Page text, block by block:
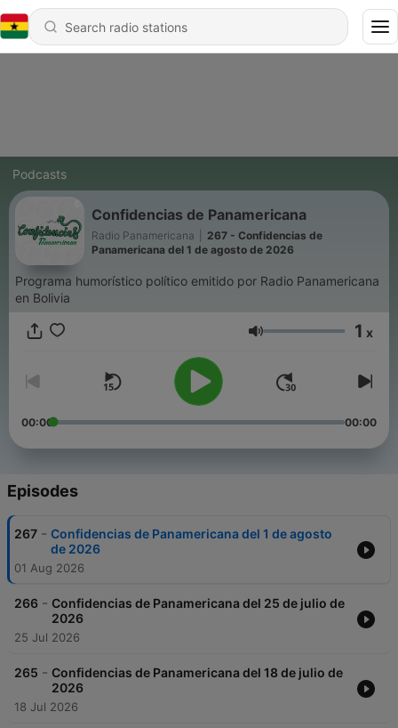
Podcasts
Confidencias de Panamericana
Radio Panamericana
267 - Confidencias de
Panamericana del 1 de agosto de 2026
Programa humorístico político emitido por Radio Panamericana
en Bolivia
Volume 1 x
00:00 00:00
Episodes
267 - Confidencias de Panamericana del 1 de agosto
de 2026
01 Aug 2026
266 - Confidencias de Panamericana del 25 de julio de
2026
25 Jul 2026
265 - Confidencias de Panamericana del 18 de julio de
2026
18 Jul 2026